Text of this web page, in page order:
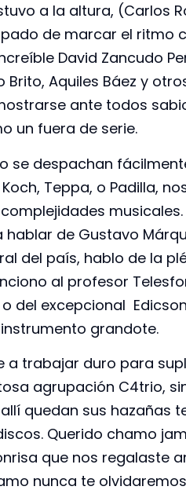
a la altura, (Carlos
de marcar el ritmo
David Zancudo
Brito, Aquiles Báez y
ante todos
un fuera de serie.
se despachan
Teppa, o Padilla,
hablar de Gustavo
del país, hablo de la
al profesor
del excepcional
grandote.
trabajar duro para
agrupación C4trio,
quedan sus hazañas
Querido chamo
que nos regalaste
nunca te